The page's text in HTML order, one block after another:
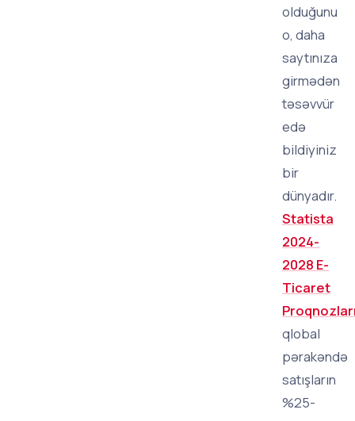
olduğunu
o, daha
saytınıza
girmədən
təsəvvür
edə
bildiyiniz
bir
dünyadır.
Statista
2024-
2028 E-
Ticaret
qlobal
pərakəndə
satışların
%25-